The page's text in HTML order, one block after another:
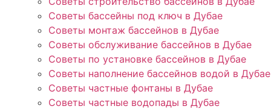
Советы бассейны под ключ в Дубае
Советы монтаж бассейнов в Дубае
Советы обслуживание бассейнов в Дубае
Советы по установке бассейнов в Дубае
Советы наполнение бассейнов водой в Дубае
Советы частные фонтаны в Дубае
Советы частные водопады в Дубае